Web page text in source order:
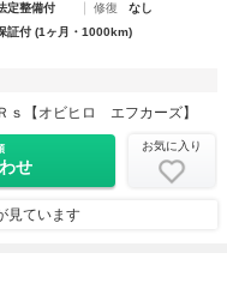
定整備付 修復
なし
証付 (1ヶ月・1000km)
【オビヒロ エフカーズ】
せ
お気に入り
見ています